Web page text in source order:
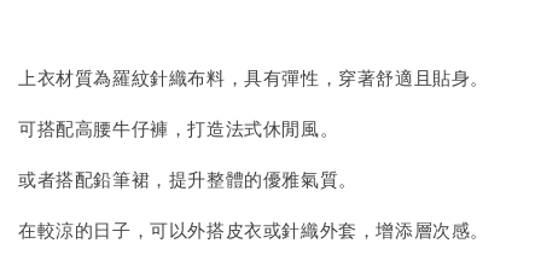
上衣材質為羅紋針織布料，具有彈性，穿著舒適且貼身。
可搭配高腰牛仔褲，打造法式休閒風。
或者搭配鉛筆裙，提升整體的優雅氣質。
在較涼的日子，可以外搭皮衣或針織外套，增添層次感。